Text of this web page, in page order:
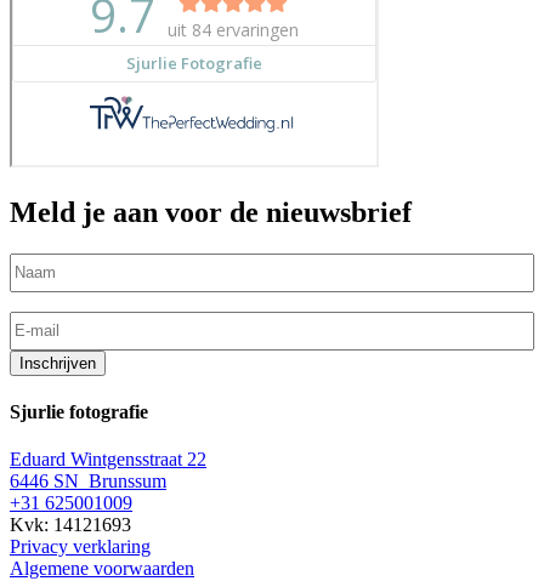
Meld je aan voor de nieuwsbrief
Naam
E-
mailadres
Inschrijven
Sjurlie fotografie
Eduard Wintgensstraat 22
6446 SN Brunssum
+31 625001009
Kvk: 14121693
Privacy verklaring
Algemene voorwaarden